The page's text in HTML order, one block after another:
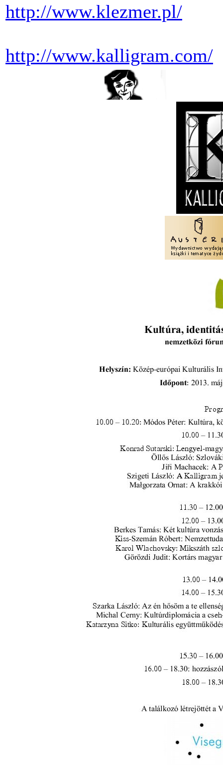
http://www.klezmer.pl/
http://www.kalligram.com/